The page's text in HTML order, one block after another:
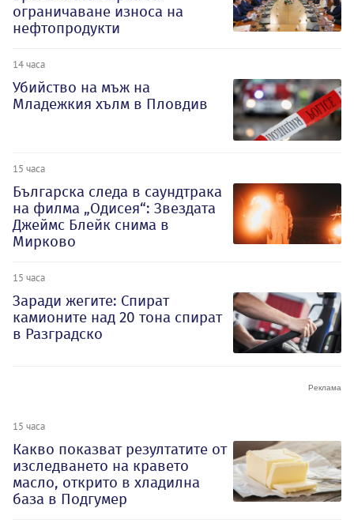
ограничаване износа на
нефтопродукти
14 часа
Убийство на мъж на
Младежкия хълм в Пловдив
15 часа
Българска следа в саундтрака
на филма „Одисея“: Звездата
Джеймс Блейк снима в
Мирково
15 часа
Заради жегите: Спират
камионите над 20 тона спират
в Разградско
15 часа
Какво показват резултатите от
изследването на кравето
масло, открито в хладилна
база в Подгумер